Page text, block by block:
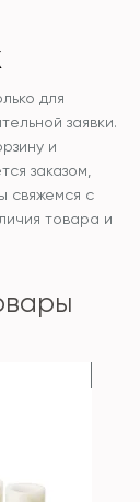
для
заявки.
и
заказом,
свяжемся с
товара и